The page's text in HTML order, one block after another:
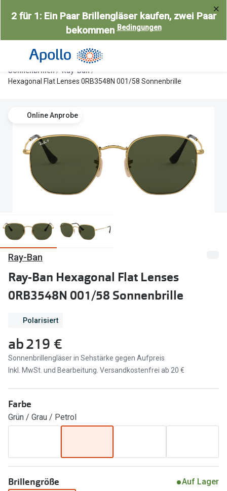
zum2 für 1: Ein Paar Brillengläser kaufen, zwei Paar
bekommen Bedingungen
Alle Brillen
Damen
Herren
Gleitsicht
AI Glasses
Selbsttönende Brillen
Lesebrillen
Brillen Sale
Marken
Ray-Ban
DbyD
Prada
Seen
Miu Miu
alle Marken
Ratgeber
Gleitsicht Ratgeber
Brillenpass richtig lesen
Angebote
Brillen 2 für 1
Gleitsicht
Mit
Trends
Oakley
Sonnenbrillen
Ray-Ban
Hexagonal Flat Lenses 0RB3548N 001/58 Sonnenbrille
Online Anprobe
Ray-Ban
Ray-Ban Hexagonal Flat Lenses
0RB3548N 001/58 Sonnenbrille
Polarisiert
ab219 €
Sonnenbrillengläser in Sehstärke gegen Aufpreis
Inkl. MwSt. und Bearbeitung. Versandkostenfrei ab 20 €
Farbe
Grün / Grau / Petrol
Brillengröße Auf Lager